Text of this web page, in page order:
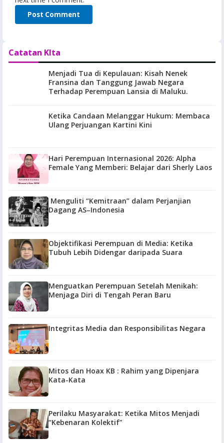
Catatan KIta
Menjadi Tua di Kepulauan: Kisah Nenek
Fransina dan Tanggung Jawab Negara
Terhadap Perempuan Lansia di Maluku.
Ketika Candaan Melanggar Hukum: Membaca
Ulang Perjuangan Kartini Kini
Hari Perempuan Internasional 2026: Alpha
Female Yang Memberi: Belajar dari Sherly Laos
Menguliti “Kemitraan” dalam Perjanjian
Dagang AS–Indonesia
Objektifikasi Perempuan di Media: Ketika
Tubuh Lebih Didengar daripada Suara
Menguatkan Perempuan Setelah Menikah:
Menjaga Diri di Tengah Peran Baru
Integritas Media dan Responsibilitas Negara
Mitos dan Hoax KB : Rahim yang Dipenjara
Kata-Kata
Perilaku Masyarakat: Ketika Mitos Menjadi
“Kebenaran Kolektif”